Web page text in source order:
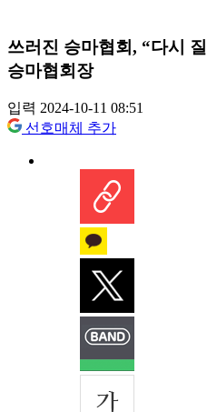
쓰러진 승마협회, “다시
승마협회장
입력 2024-10-11 08:51
선호매체 추가